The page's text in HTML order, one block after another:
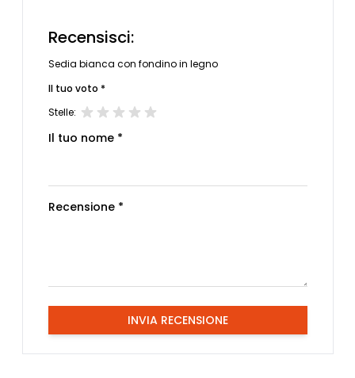
Recensisci:
Sedia bianca con fondino in legno
Il tuo voto *
Stelle:
Il tuo nome *
Recensione *
INVIA RECENSIONE